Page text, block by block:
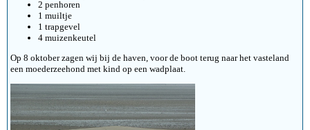
2 penhoren
1 muiltje
1 trapgevel
4 muizenkeutel
Op 8 oktober zagen wij bij de haven, voor de boot terug naar het vasteland
een moederzeehond met kind op een wadplaat.